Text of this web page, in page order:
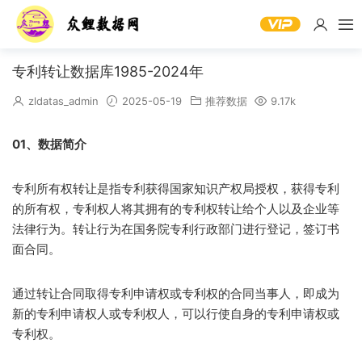
专利转让数据库1985-2024年
zldatas_admin 2025-05-19 推荐数据 9.17k
01、数据简介
专利所有权转让是指专利获得国家知识产权局授权，获得专利
的所有权，专利权人将其拥有的专利权转让给个人以及企业等
法律行为。转让行为在国务院专利行政部门进行登记，签订书
面合同。
通过转让合同取得专利申请权或专利权的合同当事人，即成为
新的专利申请权人或专利权人，可以行使自身的专利申请权或
专利权。